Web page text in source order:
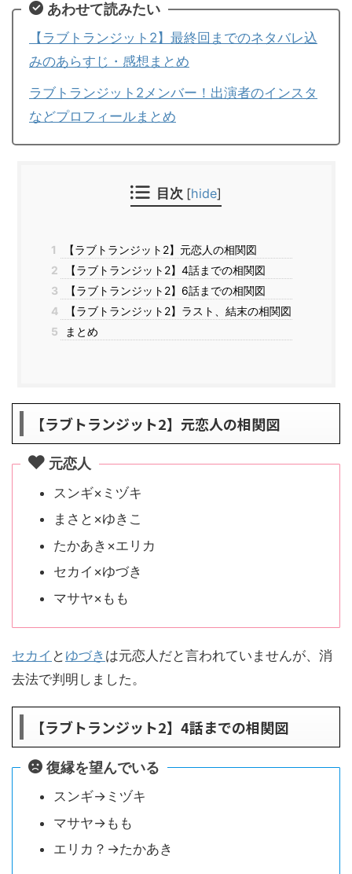
あわせて読みたい
【ラブトランジット2】最終回までのネタバレ込
みのあらすじ・感想まとめ
ラブトランジット2メンバー！出演者のインスタ
などプロフィールまとめ
目次 [hide]
1
【ラブトランジット2】元恋人の相関図
2
【ラブトランジット2】4話までの相関図
3
【ラブトランジット2】6話までの相関図
4
【ラブトランジット2】ラスト、結末の相関図
5
まとめ
【ラブトランジット2】元恋人の相関図
元恋人
スンギ×ミヅキ
まさと×ゆきこ
たかあき×エリカ
セカイ×ゆづき
マサヤ×もも
セカイ と ゆづき は元恋人だと言われていませんが、消
去法で判明しました。
【ラブトランジット2】4話までの相関図
復縁を望んでいる
スンギ→ミヅキ
マサヤ→もも
エリカ？→たかあき